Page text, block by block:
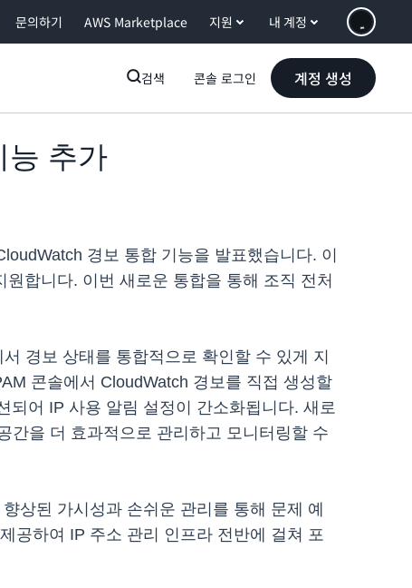
문의하기 AWS Marketplace 지원 내 계정
검색 콘솔 로그인 계정 생성
능 추가
경보 통합 기능을 발표했습니다. 이
합니다. 이번 새로운 통합을 통해 조직 전처
경보 상태를 통합적으로 확인할 수 있게 지
콘솔에서 CloudWatch 경보를 직접 생성할
되어 IP 사용 알림 설정이 간소화됩니다. 새로
간을 더 효과적으로 관리하고 모니터링할 수
상된 가시성과 손쉬운 관리를 통해 문제 예
공하여 IP 주소 관리 인프라 전반에 걸쳐 포